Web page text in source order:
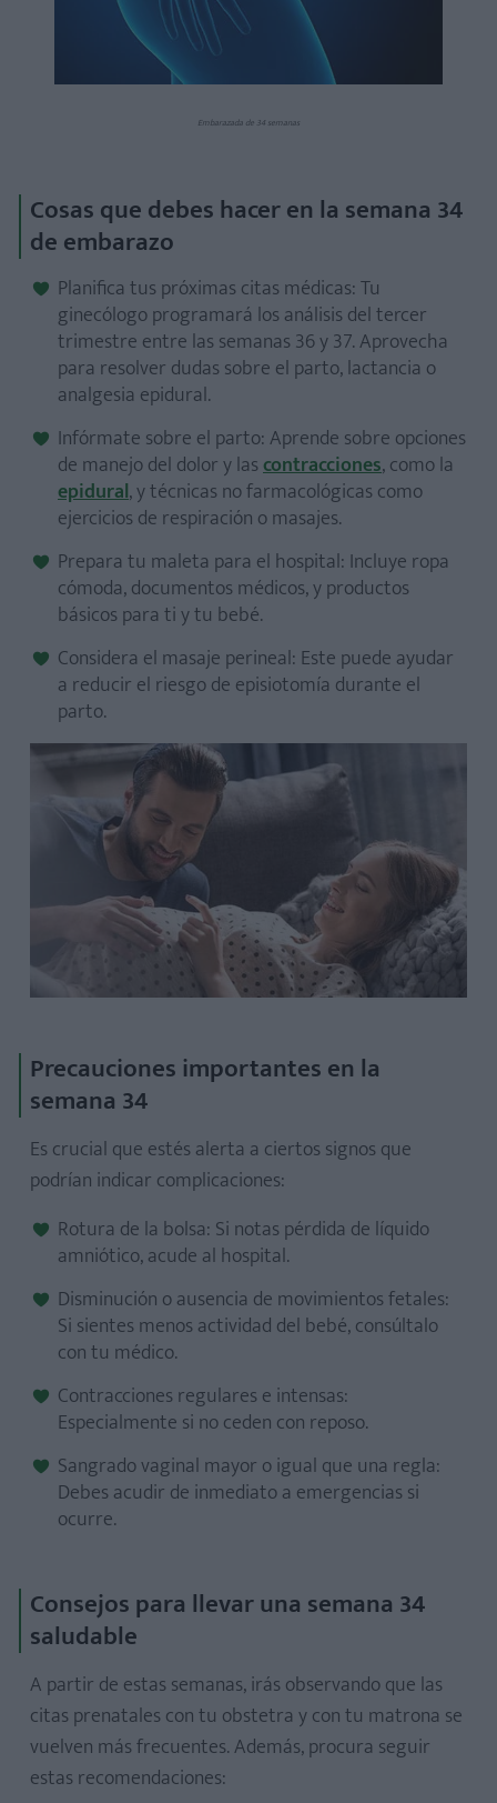
Embarazada de 34 semanas
Cosas que debes hacer en la semana 34
de embarazo
Planifica tus próximas citas médicas: Tu
ginecólogo programará los análisis del tercer
trimestre entre las semanas 36 y 37. Aprovecha
para resolver dudas sobre el parto, lactancia o
analgesia epidural.
Infórmate sobre el parto: Aprende sobre opciones
de manejo del dolor y lascontracciones, como la
epidural, y técnicas no farmacológicas como
ejercicios de respiración o masajes.
Prepara tu maleta para el hospital: Incluye ropa
cómoda, documentos médicos, y productos
básicos para ti y tu bebé.
Considera el masaje perineal: Este puede ayudar
a reducir el riesgo de episiotomía durante el
parto.
Precauciones importantes en la
semana 34
Es crucial que estés alerta a ciertos signos que
podrían indicar complicaciones:
Rotura de la bolsa: Si notas pérdida de líquido
amniótico, acude al hospital.
Disminución o ausencia de movimientos fetales:
Si sientes menos actividad del bebé, consúltalo
con tu médico.
Contracciones regulares e intensas:
Especialmente si no ceden con reposo.
Sangrado vaginal mayor o igual que una regla:
Debes acudir de inmediato a emergencias si
ocurre.
Consejos para llevar una semana 34
saludable
A partir de estas semanas, irás observando que las
citas prenatales con tu obstetra y con tu matrona se
vuelven más frecuentes. Además, procura seguir
estas recomendaciones: